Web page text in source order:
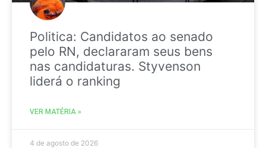
Politica: Candidatos ao senado
pelo RN, declararam seus bens
nas candidaturas. Styvenson
liderá o ranking
VER MATÉRIA »
4 de agosto de 2026